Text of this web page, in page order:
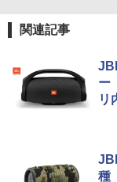
関連記事
ー
リ
種